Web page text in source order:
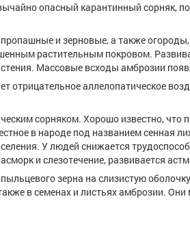
опасный карантинный сорняк,
и зерновые, а также
растительным покровом.
Массовые всходы амброзии
аллелопатическое
сорняком. Хорошо известно, что
в народе под названием сенная
У людей снижается
и слезотечение, развивается
зерна на слизистую
в семенах и листьях амброзии.